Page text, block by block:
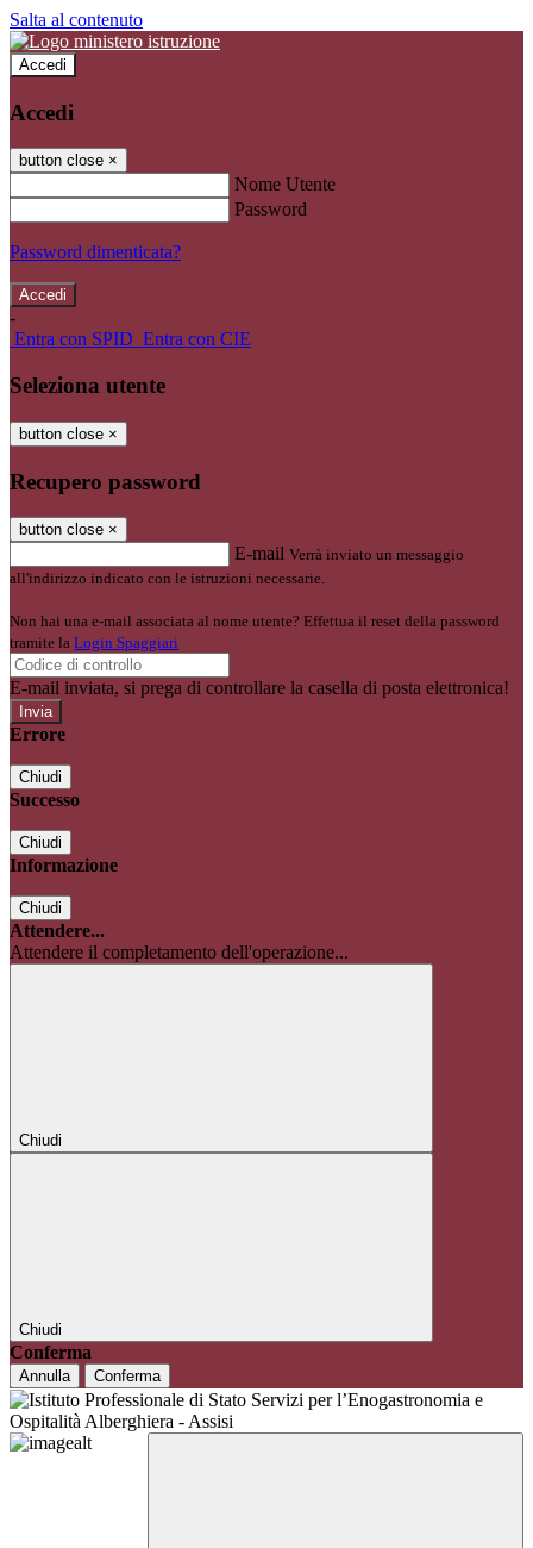
Salta al contenuto
Accedi
Accedi
button close ×
Nome Utente
Password
Password dimenticata?
-
Entra con SPID Entra con CIE
Seleziona utente
button close ×
Recupero password
button close ×
E-mail Verrà inviato un messaggio
all'indirizzo indicato con le istruzioni necessarie.
Non hai una e-mail associata al nome utente? Effettua il reset della password
tramite la Login Spaggiari
E-mail inviata, si prega di controllare la casella di posta elettronica!
Errore
Chiudi
Successo
Chiudi
Informazione
Chiudi
Attendere...
Attendere il completamento dell'operazione...
Chiudi
Chiudi
Conferma
Annulla Conferma